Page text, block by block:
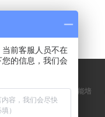
接 康奇特职业技能培
前客服人员不在
的信息，我们会